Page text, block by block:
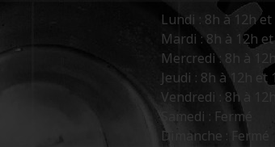
Lundi : 8h à 12h
Mardi : 8h à 12h
Mercredi : 8h à
Jeudi : 8h à 12h et
Vendredi : 8h à
Samedi : Fermé
Dimanche : Fermé